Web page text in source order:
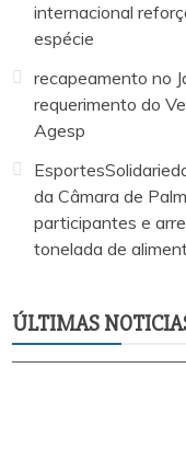
internacional
espécie
recapeamento no
requerimento do
Agesp
da Câmara de
participantes e
tonelada de
ÚLTIMAS
requerimento do
Agesp